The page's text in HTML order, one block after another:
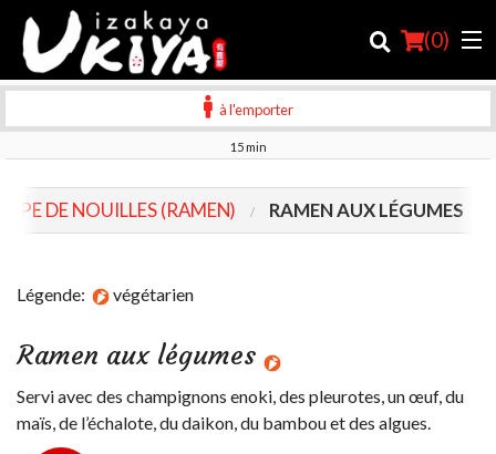
(0)
Commander en ligne
Emplacement
Panier (0)
à l'emporter
15 min
DE NOUILLES (RAMEN) RAMEN AUX LÉGUMES
Légende: végétarien
Ramen aux légumes
Servi avec des champignons enoki, des pleurotes, un œuf, du
maïs, de l’échalote, du daikon, du bambou et des algues.